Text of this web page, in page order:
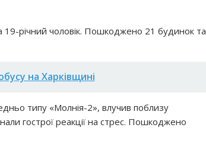
19-річний чоловік. Пошкоджено 21 будинок та
на Харківщині
типу «Молнія-2», влучив поблизу
гострої реакції на стрес. Пошкоджено